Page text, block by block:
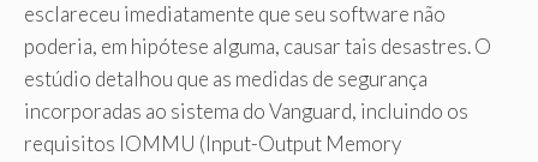
esclareceu imediatamente que seu software não
poderia, em hipótese alguma, causar tais desastres. O
estúdio detalhou que as medidas de segurança
incorporadas ao sistema do Vanguard, incluindo os
requisitos IOMMU (Input-Output Memory